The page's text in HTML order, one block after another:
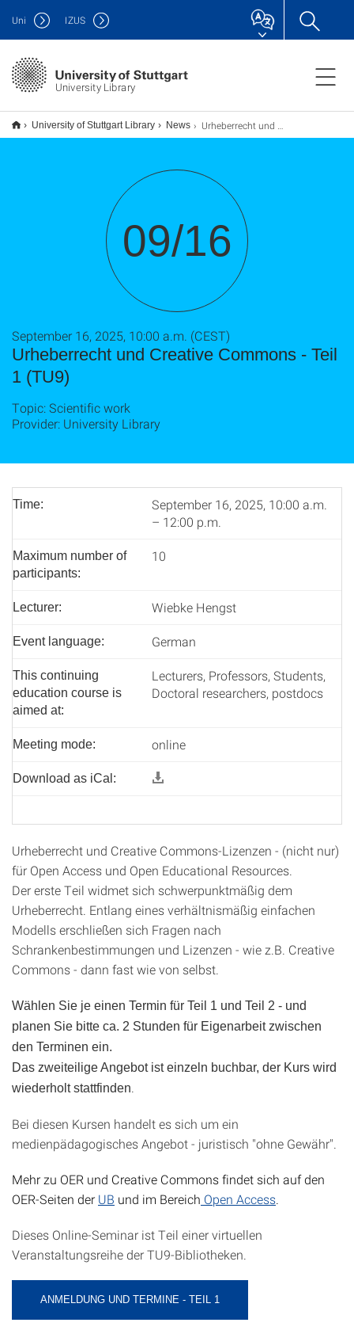
University Library
Uni IZUS
University of Stuttgart Library News Urheberrecht und Creative Commons - Teil 1 (TU9)
09/16
Urheberrecht und Creative Commons - Teil
1 (TU9)
September 16, 2025, 10:00 a.m. (CEST)
Topic: Scientific work
Provider: University Library
Time:
September 16, 2025, 10:00 a.m.
– 12:00 p.m.
Maximum number of
participants:
10
Lecturer: Wiebke Hengst
Event language: German
This continuing
education course is
aimed at:
Lecturers, Professors, Students,
Doctoral researchers, postdocs
Meeting mode: online
Download as iCal:
Urheberrecht und Creative Commons-Lizenzen - (nicht nur)
für Open Access und Open Educational Resources.
Der erste Teil widmet sich schwerpunktmäßig dem
Urheberrecht. Entlang eines verhältnismäßig einfachen
Modells erschließen sich Fragen nach
Schrankenbestimmungen und Lizenzen - wie z.B. Creative
Commons - dann fast wie von selbst.
Wählen Sie je einen Termin für Teil 1 und Teil 2 - und
planen Sie bitte ca. 2 Stunden für Eigenarbeit zwischen
den Terminen ein.
Das zweiteilige Angebot ist einzeln buchbar, der Kurs wird
wiederholt stattfinden
Bei diesen Kursen handelt es sich um ein
medienpädagogisches Angebot - juristisch "ohne Gewähr".
Mehr zu OER und Creative Commons findet sich auf den
OER-Seiten der UB und im Bereich Open Access.
Dieses Online-Seminar ist Teil einer virtuellen
Veranstaltungsreihe der TU9-Bibliotheken.
ANMELDUNG UND TERMINE - TEIL 1